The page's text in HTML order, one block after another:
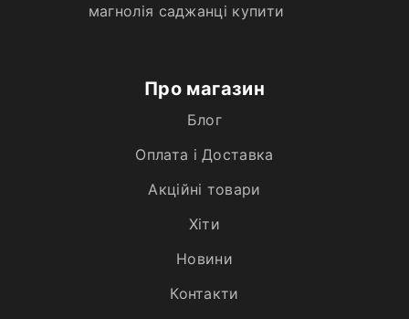
магнолія саджанці купити
Про магазин
Блог
Оплата і Доставка
Акційні товари
Хiти
Новини
Контакти